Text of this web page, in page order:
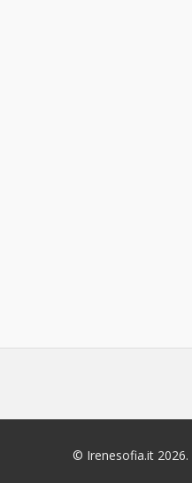
© Irenesofia.it 2026.